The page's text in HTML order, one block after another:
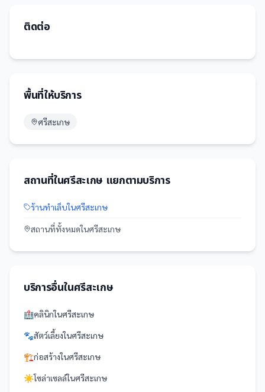
ติดต่อ
พื้นที่ให้บริการ
ศรีสะเกษ
สถานที่ในศรีสะเกษ แยกตามบริการ
ร้านทำเล็บในศรีสะเกษ
สถานที่ทั้งหมดในศรีสะเกษ
บริการอื่นในศรีสะเกษ
🏥คลินิกในศรีสะเกษ
🐾สัตว์เลี้ยงในศรีสะเกษ
🏗️ก่อสร้างในศรีสะเกษ
☀️โซล่าเซลล์ในศรีสะเกษ